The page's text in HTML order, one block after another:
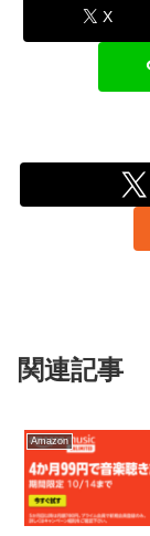
X
関連記事
Amazon